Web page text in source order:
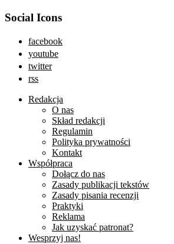
Social Icons
facebook
youtube
twitter
rss
Redakcja
O nas
Skład redakcji
Regulamin
Polityka prywatności
Kontakt
Współpraca
Dołącz do nas
Zasady publikacji tekstów
Zasady pisania recenzji
Praktyki
Reklama
Jak uzyskać patronat?
Wesprzyj nas!